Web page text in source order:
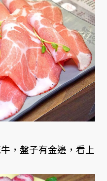
，盤子有金邊，看上